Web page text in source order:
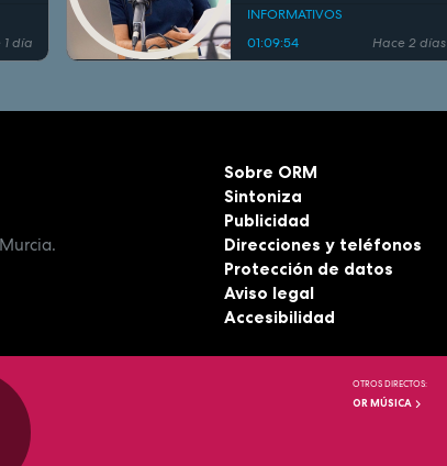
día
INFORMATIVOS
01:09:54
Hace 2 días
Sobre ORM
Sintoniza
Publicidad
Direcciones y teléfonos
Protección de datos
Aviso legal
Accesibilidad
OTROS DIRECTOS:
OR MÚSICA